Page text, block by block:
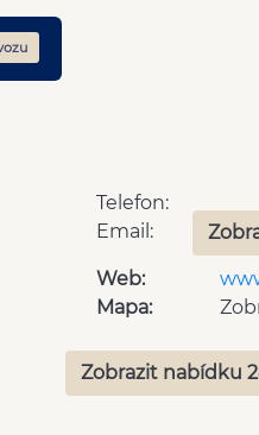
Telefon:
Email:
Web:
Mapa:
Zobrazit nabídku